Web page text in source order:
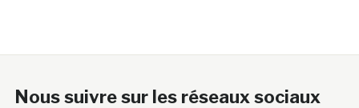
Nous suivre sur les réseaux sociaux